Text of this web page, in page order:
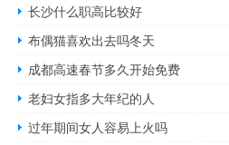
长沙什么职高比较好
布偶猫喜欢出去吗冬天
成都高速春节多久开始免费
老妇女指多大年纪的人
过年期间女人容易上火吗